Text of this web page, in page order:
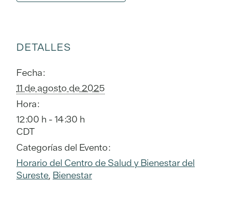
DETALLES
Fecha:
11 de agosto de 2025
Hora:
12:00 h - 14:30 h
CDT
Categorías del Evento:
Horario del Centro de Salud y Bienestar del
Sureste, Bienestar